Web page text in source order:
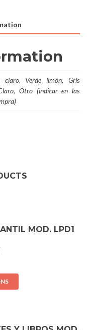
claro, Verde limón, Gris
Otro (indicar en las
MOD. LPD1